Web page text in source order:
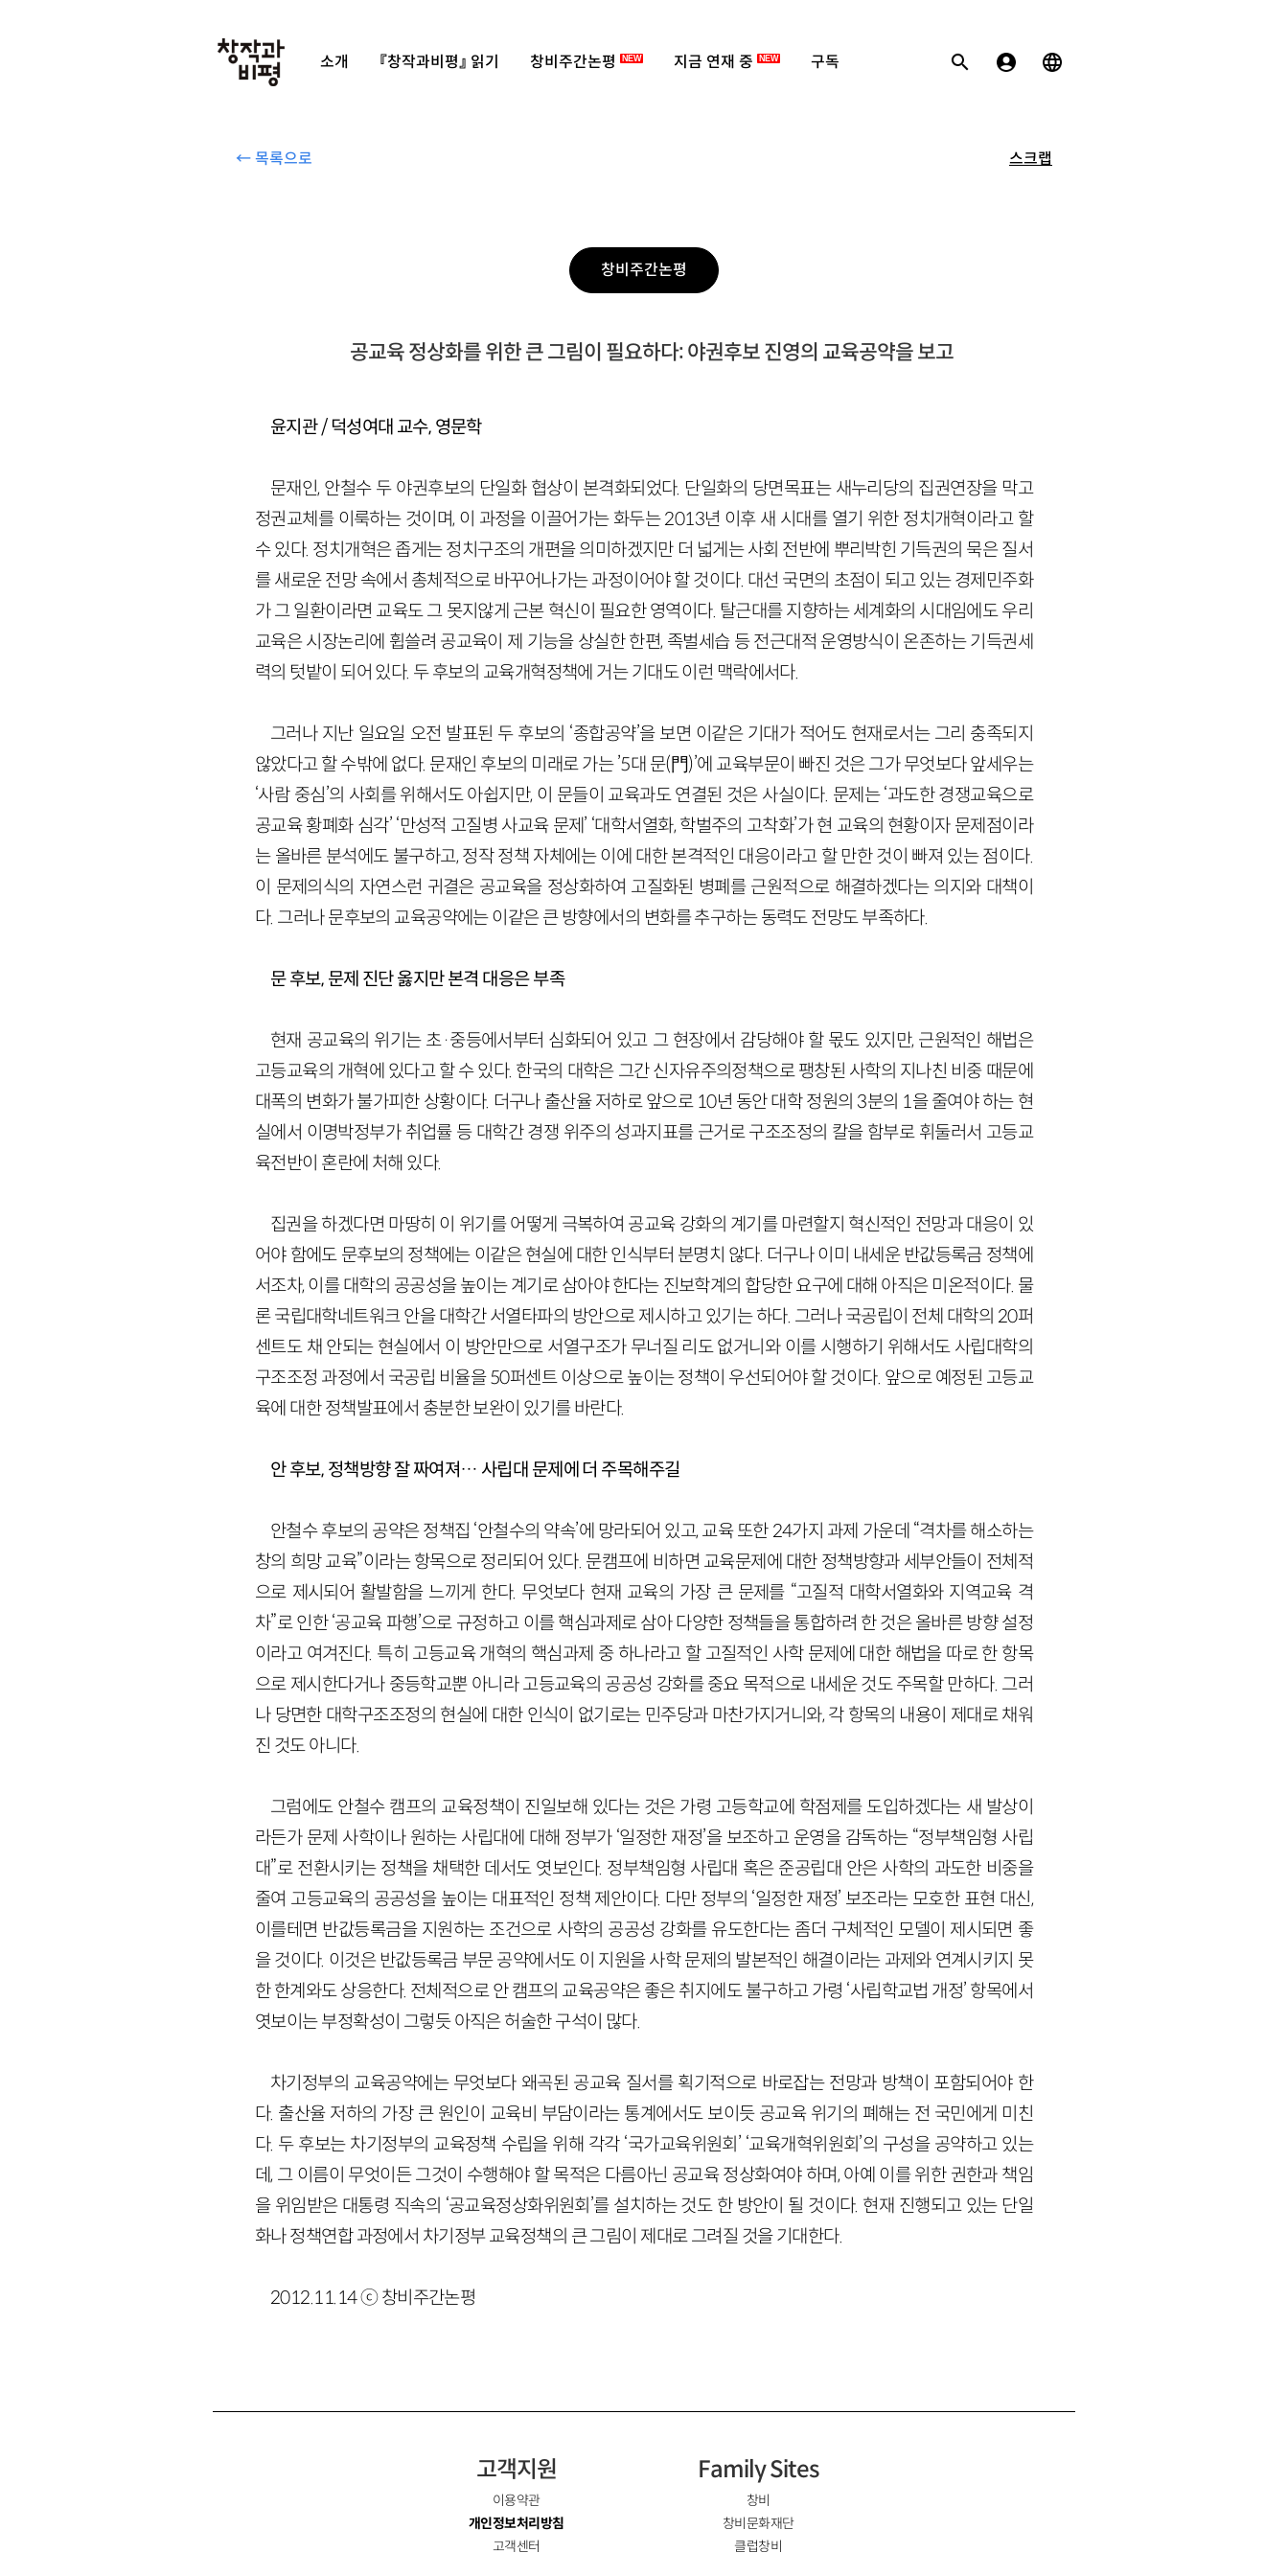
소개 『창작과비평』 읽기 창비주간논평 NEW 지금 연재 중 NEW 구독
← 목록으로 스크랩
창비주간논평
공교육 정상화를 위한 큰 그림이 필요하다: 야권후보 진영의 교육공약을 보고
윤지관 / 덕성여대 교수, 영문학
문재인, 안철수 두 야권후보의 단일화 협상이 본격화되었다. 단일화의 당면목표는 새누리당의 집권연장을 막고
정권교체를 이룩하는 것이며, 이 과정을 이끌어가는 화두는 2013년 이후 새 시대를 열기 위한 정치개혁이라고 할
수 있다. 정치개혁은 좁게는 정치구조의 개편을 의미하겠지만 더 넓게는 사회 전반에 뿌리박힌 기득권의 묵은 질서
를 새로운 전망 속에서 총체적으로 바꾸어나가는 과정이어야 할 것이다. 대선 국면의 초점이 되고 있는 경제민주화
가 그 일환이라면 교육도 그 못지않게 근본 혁신이 필요한 영역이다. 탈근대를 지향하는 세계화의 시대임에도 우리
교육은 시장논리에 휩쓸려 공교육이 제 기능을 상실한 한편, 족벌세습 등 전근대적 운영방식이 온존하는 기득권세
력의 텃밭이 되어 있다. 두 후보의 교육개혁정책에 거는 기대도 이런 맥락에서다.
그러나 지난 일요일 오전 발표된 두 후보의 ‘종합공약’을 보면 이같은 기대가 적어도 현재로서는 그리 충족되지
않았다고 할 수밖에 없다. 문재인 후보의 미래로 가는 ’5대 문(門)’에 교육부문이 빠진 것은 그가 무엇보다 앞세우는
‘사람 중심’의 사회를 위해서도 아쉽지만, 이 문들이 교육과도 연결된 것은 사실이다. 문제는 ‘과도한 경쟁교육으로
공교육 황폐화 심각’ ‘만성적 고질병 사교육 문제’ ‘대학서열화, 학벌주의 고착화’가 현 교육의 현황이자 문제점이라
는 올바른 분석에도 불구하고, 정작 정책 자체에는 이에 대한 본격적인 대응이라고 할 만한 것이 빠져 있는 점이다.
이 문제의식의 자연스런 귀결은 공교육을 정상화하여 고질화된 병폐를 근원적으로 해결하겠다는 의지와 대책이
다. 그러나 문후보의 교육공약에는 이같은 큰 방향에서의 변화를 추구하는 동력도 전망도 부족하다.
문 후보, 문제 진단 옳지만 본격 대응은 부족
현재 공교육의 위기는 초·중등에서부터 심화되어 있고 그 현장에서 감당해야 할 몫도 있지만, 근원적인 해법은
고등교육의 개혁에 있다고 할 수 있다. 한국의 대학은 그간 신자유주의정책으로 팽창된 사학의 지나친 비중 때문에
대폭의 변화가 불가피한 상황이다. 더구나 출산율 저하로 앞으로 10년 동안 대학 정원의 3분의 1을 줄여야 하는 현
실에서 이명박정부가 취업률 등 대학간 경쟁 위주의 성과지표를 근거로 구조조정의 칼을 함부로 휘둘러서 고등교
육전반이 혼란에 처해 있다.
집권을 하겠다면 마땅히 이 위기를 어떻게 극복하여 공교육 강화의 계기를 마련할지 혁신적인 전망과 대응이 있
어야 함에도 문후보의 정책에는 이같은 현실에 대한 인식부터 분명치 않다. 더구나 이미 내세운 반값등록금 정책에
서조차, 이를 대학의 공공성을 높이는 계기로 삼아야 한다는 진보학계의 합당한 요구에 대해 아직은 미온적이다. 물
론 국립대학네트워크 안을 대학간 서열타파의 방안으로 제시하고 있기는 하다. 그러나 국공립이 전체 대학의 20퍼
센트도 채 안되는 현실에서 이 방안만으로 서열구조가 무너질 리도 없거니와 이를 시행하기 위해서도 사립대학의
구조조정 과정에서 국공립 비율을 50퍼센트 이상으로 높이는 정책이 우선되어야 할 것이다. 앞으로 예정된 고등교
육에 대한 정책발표에서 충분한 보완이 있기를 바란다.
안 후보, 정책방향 잘 짜여져… 사립대 문제에 더 주목해주길
안철수 후보의 공약은 정책집 ‘안철수의 약속’에 망라되어 있고, 교육 또한 24가지 과제 가운데 “격차를 해소하는
창의 희망 교육”이라는 항목으로 정리되어 있다. 문캠프에 비하면 교육문제에 대한 정책방향과 세부안들이 전체적
으로 제시되어 활발함을 느끼게 한다. 무엇보다 현재 교육의 가장 큰 문제를 “고질적 대학서열화와 지역교육 격
차”로 인한 ‘공교육 파행’으로 규정하고 이를 핵심과제로 삼아 다양한 정책들을 통합하려 한 것은 올바른 방향 설정
이라고 여겨진다. 특히 고등교육 개혁의 핵심과제 중 하나라고 할 고질적인 사학 문제에 대한 해법을 따로 한 항목
으로 제시한다거나 중등학교뿐 아니라 고등교육의 공공성 강화를 중요 목적으로 내세운 것도 주목할 만하다. 그러
나 당면한 대학구조조정의 현실에 대한 인식이 없기로는 민주당과 마찬가지거니와, 각 항목의 내용이 제대로 채워
진 것도 아니다.
그럼에도 안철수 캠프의 교육정책이 진일보해 있다는 것은 가령 고등학교에 학점제를 도입하겠다는 새 발상이
라든가 문제 사학이나 원하는 사립대에 대해 정부가 ‘일정한 재정’을 보조하고 운영을 감독하는 “정부책임형 사립
대”로 전환시키는 정책을 채택한 데서도 엿보인다. 정부책임형 사립대 혹은 준공립대 안은 사학의 과도한 비중을
줄여 고등교육의 공공성을 높이는 대표적인 정책 제안이다. 다만 정부의 ‘일정한 재정’ 보조라는 모호한 표현 대신,
이를테면 반값등록금을 지원하는 조건으로 사학의 공공성 강화를 유도한다는 좀더 구체적인 모델이 제시되면 좋
을 것이다. 이것은 반값등록금 부문 공약에서도 이 지원을 사학 문제의 발본적인 해결이라는 과제와 연계시키지 못
한 한계와도 상응한다. 전체적으로 안 캠프의 교육공약은 좋은 취지에도 불구하고 가령 ‘사립학교법 개정’ 항목에서
엿보이는 부정확성이 그렇듯 아직은 허술한 구석이 많다.
차기정부의 교육공약에는 무엇보다 왜곡된 공교육 질서를 획기적으로 바로잡는 전망과 방책이 포함되어야 한
다. 출산율 저하의 가장 큰 원인이 교육비 부담이라는 통계에서도 보이듯 공교육 위기의 폐해는 전 국민에게 미친
다. 두 후보는 차기정부의 교육정책 수립을 위해 각각 ‘국가교육위원회’ ‘교육개혁위원회’의 구성을 공약하고 있는
데, 그 이름이 무엇이든 그것이 수행해야 할 목적은 다름아닌 공교육 정상화여야 하며, 아예 이를 위한 권한과 책임
을 위임받은 대통령 직속의 ‘공교육정상화위원회’를 설치하는 것도 한 방안이 될 것이다. 현재 진행되고 있는 단일
화나 정책연합 과정에서 차기정부 교육정책의 큰 그림이 제대로 그려질 것을 기대한다.
2012.11.14 ⓒ 창비주간논평
고객지원
이용약관
개인정보처리방침
고객센터
Family Sites
창비
창비문화재단
클럽창비